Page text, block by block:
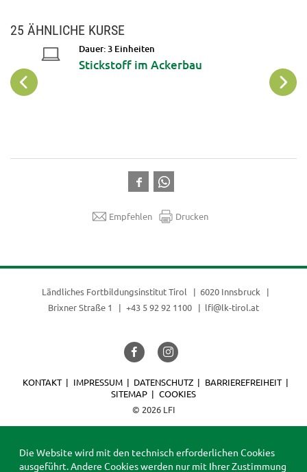
25 ÄHNLICHE KURSE
Dauer: 3 Einheiten
Stickstoff im Ackerbau
Empfehlen Drucken
Ländliches Fortbildungsinstitut Tirol
6020 Innsbruck
Brixner Straße 1
+43 5 92 92 1100 lfi@lk-tirol.at
© 2026 LFI
KONTAKT IMPRESSUM DATENSCHUTZ
BARRIEREFREIHEIT
SITEMAP
COOKIES
Die Website wird mit den technisch erforderlichen Cookies
ausgeführt. Andere Cookies werden nur mit Ihrer Zustimmung